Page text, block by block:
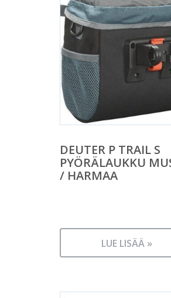
DEUTER P TRAIL S
PYÖRÄLAUKKU
/ HARMAA
LUE LISÄÄ »